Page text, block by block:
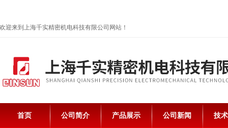
欢迎来到上海千实精密机电科技有限公司网站！
首页 公司简介 产品展示 公司新闻 技